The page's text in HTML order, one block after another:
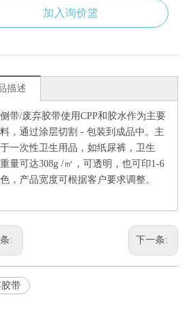
加入询价篮
描述
带/废弃胶带使用CPP和胶水作为主要
，通过涂层切割 - 包装到成品中。主
一次性卫生用品，如纸尿裤，卫生
量可达308g /㎡，可透明，也可印1-6
，产品宽度可根据客户要求调整。
: 下一条:
带